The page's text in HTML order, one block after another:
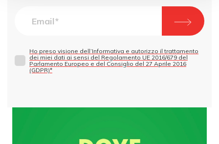
Ho preso visione dell’Informativa e autorizzo il trattamento
dei miei dati ai sensi del Regolamento UE 2016/679 del
Parlamento Europeo e del Consiglio del 27 Aprile 2016
(GDPR)*